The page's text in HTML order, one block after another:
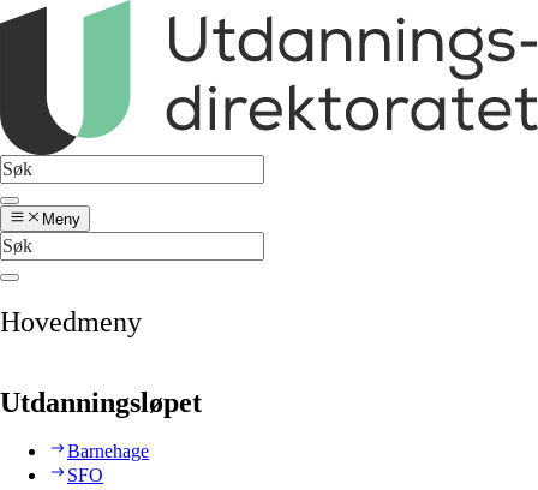
Meny
Hovedmeny
Utdanningsløpet
Barnehage
SFO